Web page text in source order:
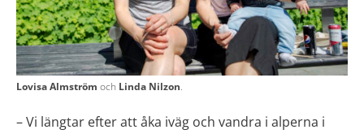
Lovisa Almström och Linda Nilzon
– Vi längtar efter att åka iväg och vandra i alperna i